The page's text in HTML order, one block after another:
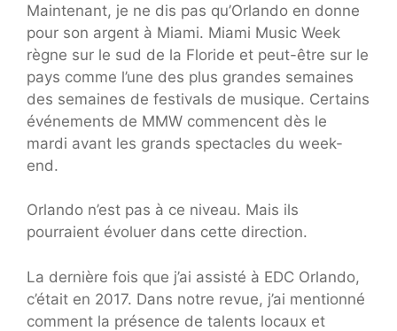
Maintenant, je ne dis pas qu’Orlando en donne
pour son argent à Miami. Miami Music Week
règne sur le sud de la Floride et peut-être sur le
pays comme l’une des plus grandes semaines
des semaines de festivals de musique. Certains
événements de MMW commencent dès le
mardi avant les grands spectacles du week-
end.
Orlando n’est pas à ce niveau. Mais ils
pourraient évoluer dans cette direction.
La dernière fois que j’ai assisté à EDC Orlando,
c’était en 2017. Dans notre revue, j’ai mentionné
comment la présence de talents locaux et